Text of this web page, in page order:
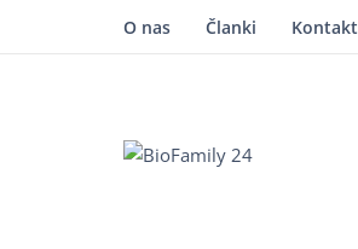
O nas Članki Kontakt